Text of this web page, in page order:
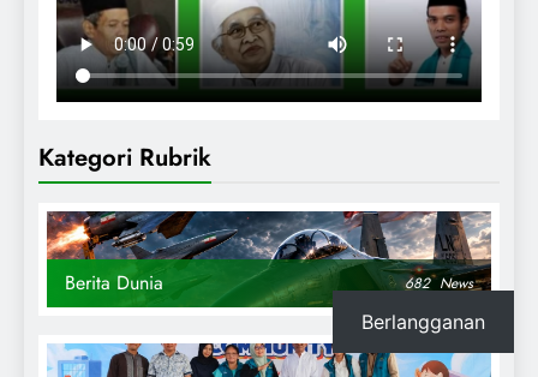
Kategori Rubrik
Berita Dunia 682 News
Berlangganan